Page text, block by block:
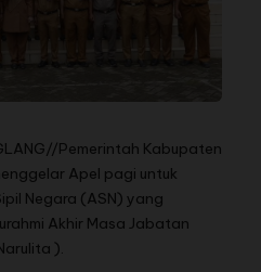
Pemerintah Kabupaten
Apel pagi untuk
Negara (ASN) yang
Akhir Masa Jabatan
).